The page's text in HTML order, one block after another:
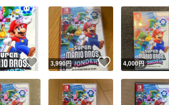
いいね！
3,990円 いいね！
4,000円